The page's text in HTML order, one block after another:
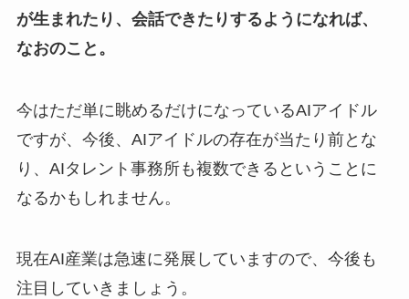
が生まれたり、会話できたりするようになれば、
なおのこと。
今はただ単に眺めるだけになっているAIアイドル
ですが、今後、AIアイドルの存在が当たり前とな
り、AIタレント事務所も複数できるということに
なるかもしれません。
現在AI産業は急速に発展していますので、今後も
注目していきましょう。